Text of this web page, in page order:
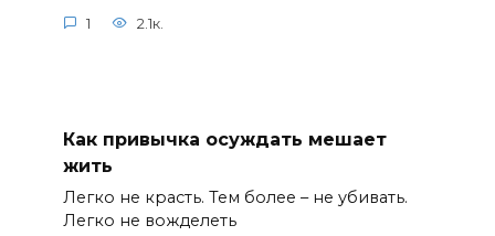
1 2.1к.
Как привычка осуждать мешает
жить
Легко не красть. Тем более – не убивать.
Легко не вожделеть